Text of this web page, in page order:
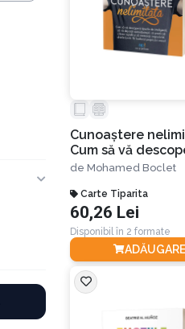
Cunoaștere
Cum să vă
tipurile de
autosabotajul, să
practicați citirea
și să memorați
imposibilul,
de Mohamed Boclet
Carte Tiparita
60,26 Lei
Disponibil în 2 formate
ADĂUGARE